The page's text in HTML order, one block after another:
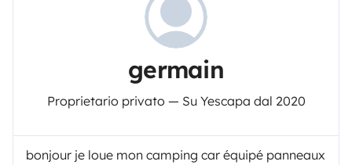
germain
Proprietario privato — Su Yescapa dal 2020
bonjour je loue mon camping car équipé panneaux